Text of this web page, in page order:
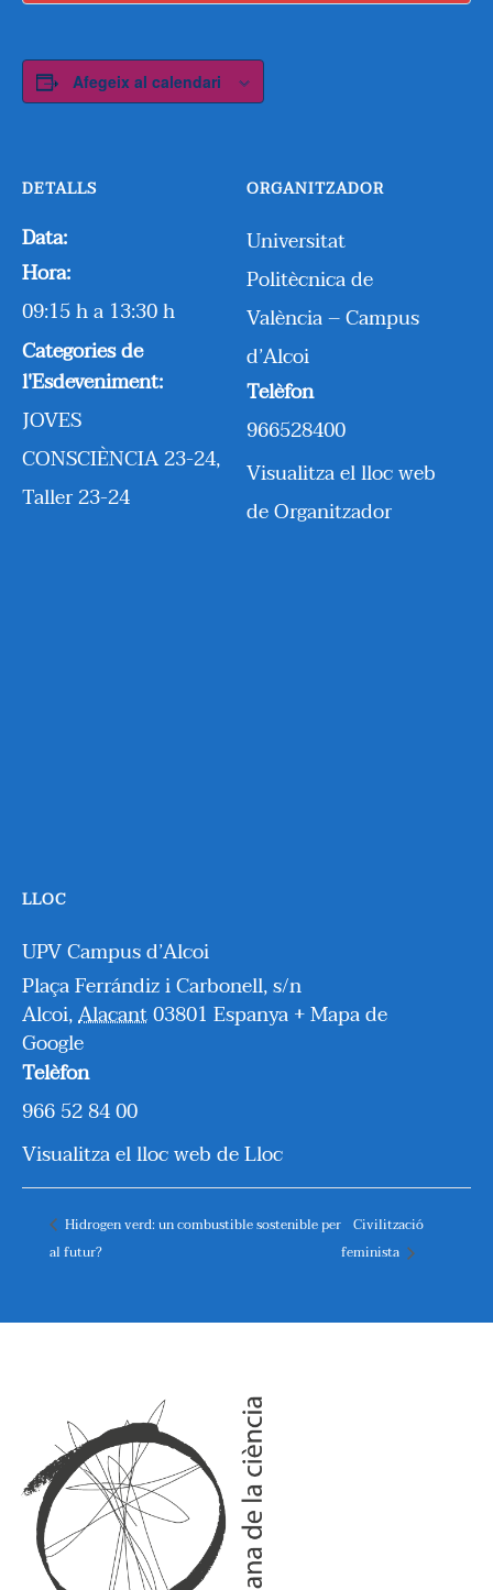
Afegeix al calendari
DETALLS
Data:
Hora:
09:15 h a 13:30 h
Categories de
l'Esdeveniment:
JOVES
CONSCIÈNCIA 23-24,
Taller 23-24
ORGANITZADOR
Universitat
Politècnica de
València – Campus
d’Alcoi
Telèfon
966528400
Visualitza el lloc web
de Organitzador
LLOC
UPV Campus d’Alcoi
Plaça Ferrándiz i Carbonell, s/n
Alcoi,Alacant03801 Espanya + Mapa de
Google
Telèfon
966 52 84 00
Visualitza el lloc web de Lloc
Hidrogen verd: un combustible sostenible per
al futur?
Civilització
feminista